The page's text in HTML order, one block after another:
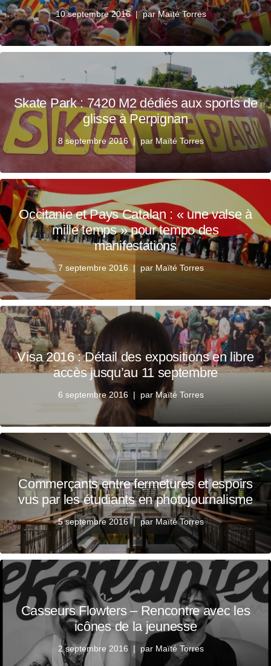
10 septembre 2016 parMaïté Torres
Skate Park : 7420 M2 dédiés aux sports de
glisse à Perpignan
8 septembre 2016 par Maïté Torres
Occitanie et Pays Catalan : « une valse à
mille temps » pour tempo des
manifestations
7 septembre 2016 par Maïté Torres
Visa 2016 : Détail des expositions en libre
accès jusqu’au 11 septembre
6 septembre 2016 par Maïté Torres
Commerçants entre fermetures et espoirs
vus par les étudiants en photojournalisme
5 septembre 2016 par Maïté Torres
Casseurs Flowters – Rencontre avec les
icônes de la jeunesse
2 septembre 2016 par Maïté Torres